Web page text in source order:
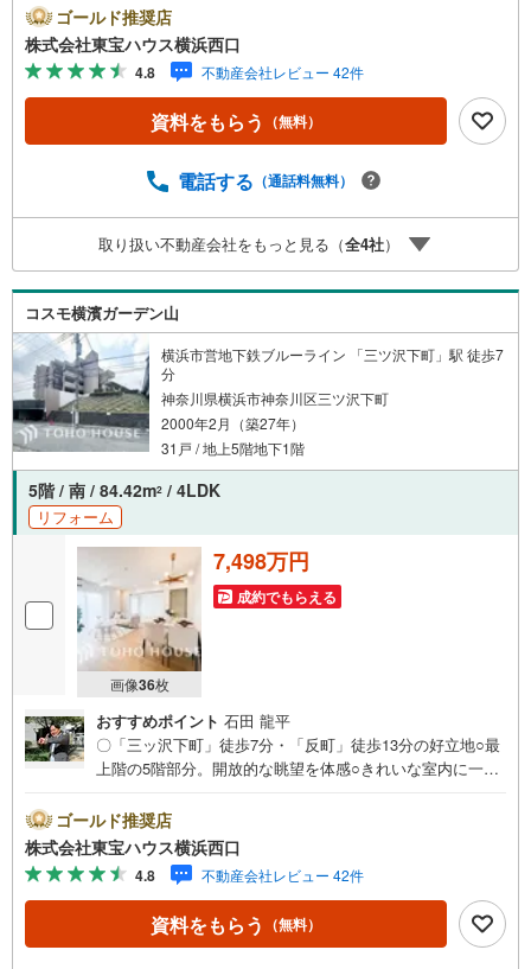
機など設備も充実！快適な暮らしを実現しますーーーーYa
hoo！ 不動産キャンペーン対象店舗ーーーー当店で物件を
成約するとPayPayボーナスライトがもらえる「Yahoo！ 不
動産 物件ご成約キャンペーン」の対象になります。「資料
をもらう」「見学予約をする」ボタンからお問い合わせく
ださい。※必ずYahoo！ JAPAN IDでログインしてくださ
有効期限は付与日から60日です。ーーーーーーーーーーー
ものであり、実際の適用金利は融資実行時のものとなりま
す。金利情勢により表記の返済額と異なる場合がありま
す。ーーーーーーーーーーーーーーーーーーーーーーーー
ー
ゴールド推奨店
株式会社東宝ハウス横浜西口
4.8 不動産会社レビュー 42件
資料をもらう （無料）
電話する （通話料無料）
取り扱い不動産会社をもっと見る（全4社）
コスモ横濱ガーデン山
横浜市営地下鉄ブルーライン 「三ツ沢下町」駅 徒歩7
分
神奈川県横浜市神奈川区三ツ沢下町
2000年2月（築27年）
31戸 / 地上5階地下1階
5階 / 南 / 84.42m2 / 4LDK
リフォーム
画像36枚
7,498万円
成約でもらえる
おすすめポイント 石田 龍平
〇「三ッ沢下町」徒歩7分・「反町」徒歩13分の好立地○最
上階の5階部分。開放的な眺望を体感○きれいな室内に一
ンペーン対象店舗ーーーー当店で物件を成約するとPayPay
ボーナスライトがもらえる「Yahoo！ 不動産 物件ご成約キ
ャンペーン」の対象になります。「資料をもらう」「見学
予約をする」ボタンからお問い合わせください。※必ずYah
oo！ JAPAN IDでログインしてください。※PayPayボーナ
スライトは出金と譲渡はできません。有効期限は付与日か
ゴールド推奨店
株式会社東宝ハウス横浜西口
4.8 不動産会社レビュー 42件
資料をもらう （無料）